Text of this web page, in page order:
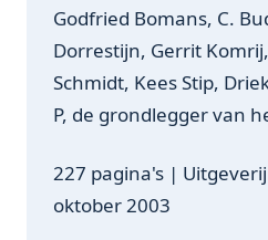
Godfried Bomans, C.
Dorrestijn, Gerrit
Schmidt, Kees Stip,
P, de grondlegger van
227 pagina's |
oktober 2003